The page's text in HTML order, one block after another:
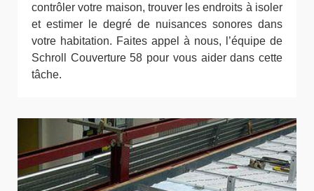
contrôler votre maison, trouver les endroits à isoler
et estimer le degré de nuisances sonores dans
votre habitation. Faites appel à nous, l’équipe de
Schroll Couverture 58 pour vous aider dans cette
tâche.